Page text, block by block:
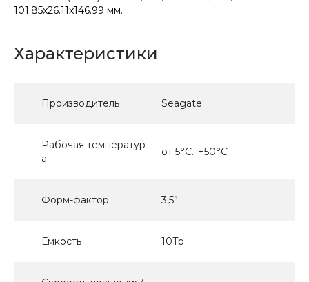
101.85x26.11x146.99 мм.
Характеристики
Производитель Seagate
Рабочая температур
а
от 5°C...+50°C
Форм-фактор 3,5”
Ёмкость 10Tb